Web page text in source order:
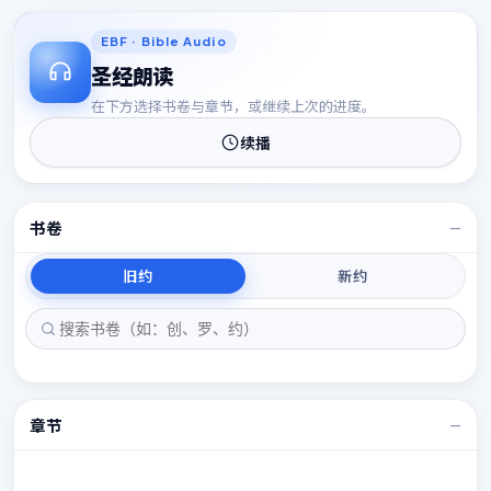
EBF · Bible Audio
圣经朗读
在下方选择书卷与章节，或继续上次的进度。
续播
书卷 —
旧约 新约
章节 —